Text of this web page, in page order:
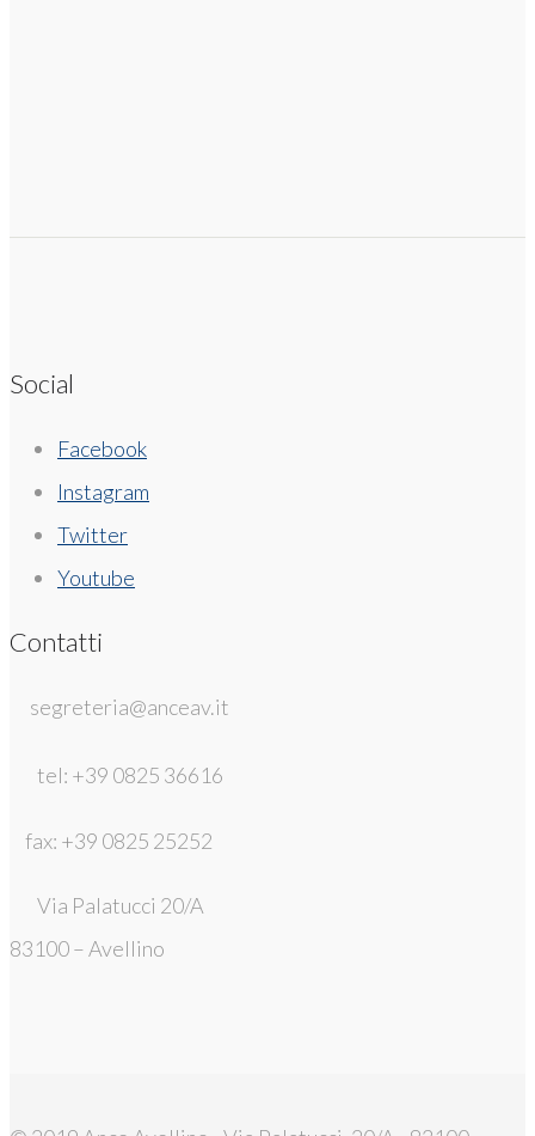
Social
Facebook
Instagram
Twitter
Youtube
Contatti
segreteria@anceav.it
tel: +39 0825 36616
fax: +39 0825 25252
Via Palatucci 20/A
83100 – Avellino